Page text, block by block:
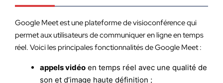
Google Meet est une plateforme de visioconférence qui
permet aux utilisateurs de communiquer en ligne en temps
réel. Voici les principales fonctionnalités de Google Meet :
appels vidéo en temps réel avec une qualité de
son et d’image haute définition ;